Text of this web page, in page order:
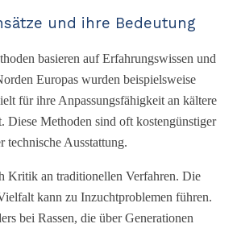
und ihre Bedeutung
basieren auf Erfahrungswissen und
Europas wurden beispielsweise
für ihre Anpassungsfähigkeit an kältere
Diese Methoden sind oft kostengünstiger
technische Ausstattung.
Kritik an traditionellen Verfahren. Die
kann zu Inzuchtproblemen führen.
bei Rassen, die über Generationen